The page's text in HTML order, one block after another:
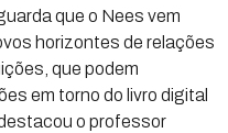
que o Nees vem
horizontes de relações
que podem
em torno do livro digital
o professor